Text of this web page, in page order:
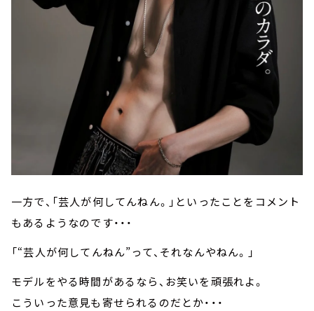
一方で、「芸人が何してんねん。」といったことをコメント
もあるようなのです・・・
「“芸人が何してんねん”って、それなんやねん。」
モデルをやる時間があるなら、お笑いを頑張れよ。
こういった意見も寄せられるのだとか・・・